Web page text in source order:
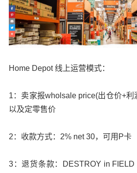
Home Depot 线上运营模式：
1：卖家报wholsale price(出仓价+
以及定零售价
2：收款方式：2% net 30，可用P卡
3：退货条款：DESTROY in